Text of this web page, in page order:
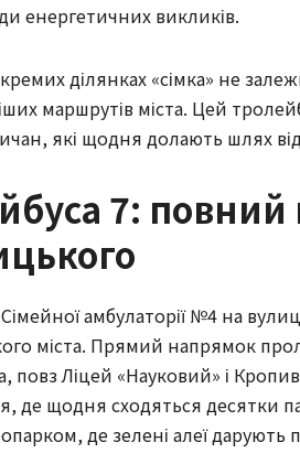
енергетичних викликів.
ділянках «сімка» не
маршрутів міста. Цей
які щодня долають шлях
7: повний
амбулаторії №4 на
міста. Прямий напрямок
повз Ліцей «Науковий» і
де щодня сходяться десятки
де зелені алеї дарують